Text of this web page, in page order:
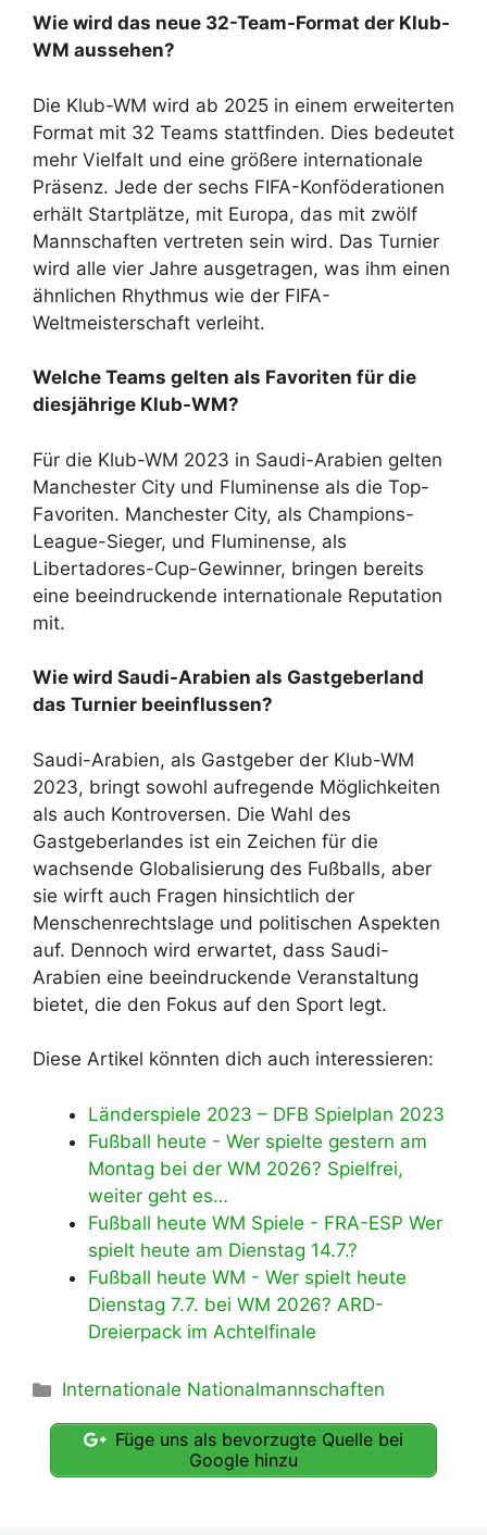
Wie wird das neue 32-Team-Format der Klub-
WM aussehen?
Die Klub-WM wird ab 2025 in einem erweiterten
Format mit 32 Teams stattfinden. Dies bedeutet
mehr Vielfalt und eine größere internationale
Präsenz. Jede der sechs FIFA-Konföderationen
erhält Startplätze, mit Europa, das mit zwölf
Mannschaften vertreten sein wird. Das Turnier
wird alle vier Jahre ausgetragen, was ihm einen
ähnlichen Rhythmus wie der FIFA-
Weltmeisterschaft verleiht.
Welche Teams gelten als Favoriten für die
diesjährige Klub-WM?
Für die Klub-WM 2023 in Saudi-Arabien gelten
Manchester City und Fluminense als die Top-
Favoriten. Manchester City, als Champions-
League-Sieger, und Fluminense, als
Libertadores-Cup-Gewinner, bringen bereits
eine beeindruckende internationale Reputation
mit.
Wie wird Saudi-Arabien als Gastgeberland
das Turnier beeinflussen?
Saudi-Arabien, als Gastgeber der Klub-WM
2023, bringt sowohl aufregende Möglichkeiten
als auch Kontroversen. Die Wahl des
Gastgeberlandes ist ein Zeichen für die
wachsende Globalisierung des Fußballs, aber
sie wirft auch Fragen hinsichtlich der
Menschenrechtslage und politischen Aspekten
auf. Dennoch wird erwartet, dass Saudi-
Arabien eine beeindruckende Veranstaltung
bietet, die den Fokus auf den Sport legt.
Diese Artikel könnten dich auch interessieren:
Länderspiele 2023 – DFB Spielplan 2023
Fußball heute - Wer spielte gestern am
Montag bei der WM 2026? Spielfrei,
weiter geht es…
Fußball heute WM Spiele - FRA-ESP Wer
spielt heute am Dienstag 14.7.?
Fußball heute WM - Wer spielt heute
Dienstag 7.7. bei WM 2026? ARD-
Dreierpack im Achtelfinale
Kategorien
Internationale Nationalmannschaften
Füge uns als bevorzugte Quelle bei
Google hinzu